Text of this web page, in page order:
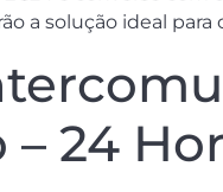
a solução ideal
24